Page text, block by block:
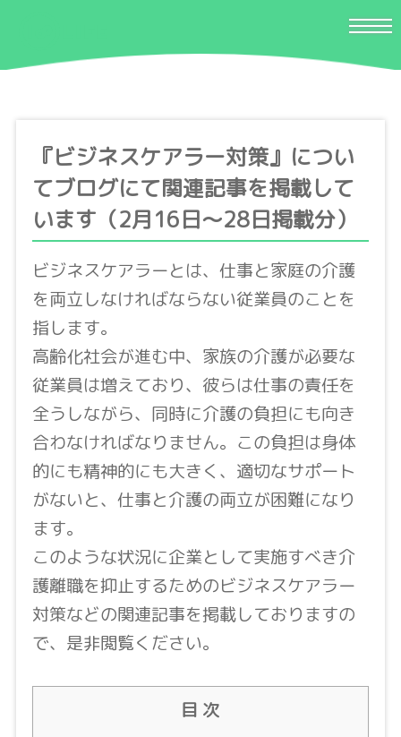
『ビジネスケアラー対策』につい
てブログにて関連記事を掲載して
います（2月16日〜28日掲載分）
ビジネスケアラーとは、仕事と家庭の介護
を両立しなければならない従業員のことを
指します。
高齢化社会が進む中、家族の介護が必要な
従業員は増えており、彼らは仕事の責任を
全うしながら、同時に介護の負担にも向き
合わなければなりません。この負担は身体
的にも精神的にも大きく、適切なサポート
がないと、仕事と介護の両立が困難になり
ます。
このような状況に企業として実施すべき介
護離職を抑止するためのビジネスケアラー
対策などの関連記事を掲載しておりますの
で、是非閲覧ください。
目 次